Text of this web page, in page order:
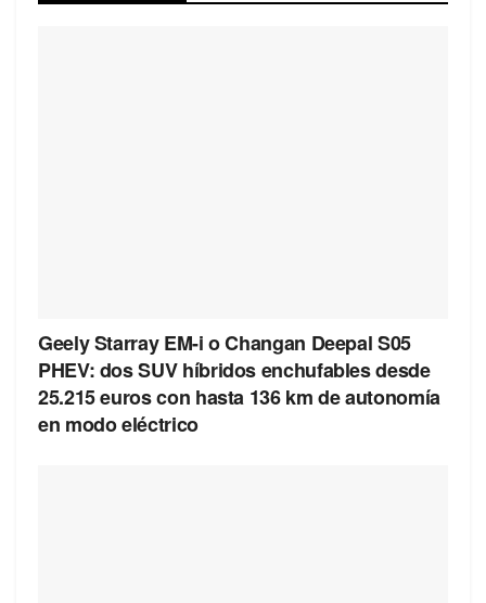
Geely Starray EM-i o Changan Deepal S05
PHEV: dos SUV híbridos enchufables desde
25.215 euros con hasta 136 km de autonomía
en modo eléctrico